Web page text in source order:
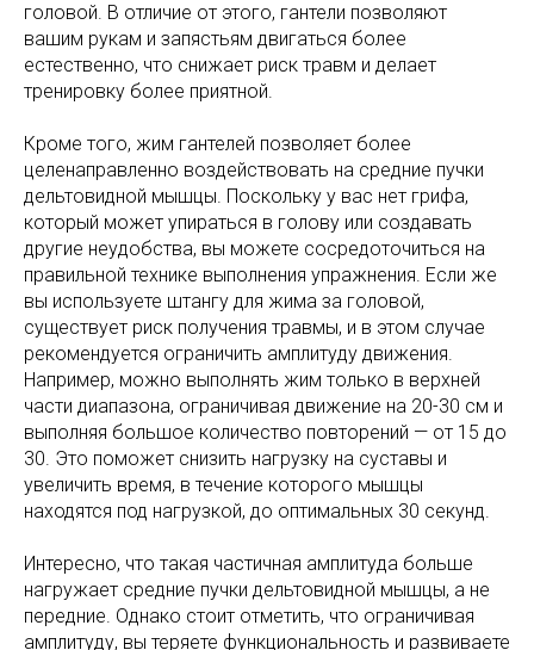
головой. В отличие от этого, гантели позволяют
вашим рукам и запястьям двигаться более
естественно, что снижает риск травм и делает
тренировку более приятной.
Кроме того, жим гантелей позволяет более
целенаправленно воздействовать на средние пучки
дельтовидной мышцы. Поскольку у вас нет грифа,
который может упираться в голову или создавать
другие неудобства, вы можете сосредоточиться на
правильной технике выполнения упражнения. Если же
вы используете штангу для жима за головой,
существует риск получения травмы, и в этом случае
рекомендуется ограничить амплитуду движения.
Например, можно выполнять жим только в верхней
части диапазона, ограничивая движение на 20-30 см и
выполняя большое количество повторений — от 15 до
30. Это поможет снизить нагрузку на суставы и
увеличить время, в течение которого мышцы
находятся под нагрузкой, до оптимальных 30 секунд.
Интересно, что такая частичная амплитуда больше
нагружает средние пучки дельтовидной мышцы, а не
передние. Однако стоит отметить, что ограничивая
амплитуду, вы теряете функциональность и развиваете